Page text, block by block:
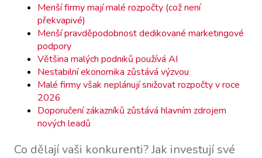
Menší firmy mají malé rozpočty (což není
překvapivé)
Menší pravděpodobnost dedikované marketingové
podpory
Většina malých podniků používá AI
Nestabilní ekonomika zůstává výzvou
Malé firmy však neplánují snižovat rozpočty v roce
2026
Doporučení zákazníků zůstává hlavním zdrojem
nových leadů
Co dělají vaši konkurenti? Jak investují své